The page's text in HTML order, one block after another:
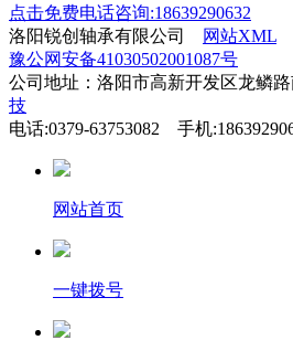
点击免费电话咨询:18639290632
洛阳锐创轴承有限公司
网站XML
豫公网安备41030502001087号
公司地址：洛阳市高新开发区龙鳞
技
电话:0379-63753082 手机
网站首页
一键拨号